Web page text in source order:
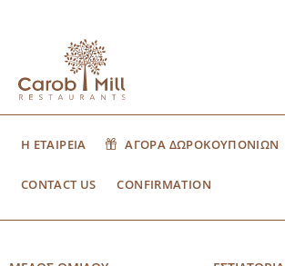
Η ΕΤΑΙΡΕΙΑ ΑΓΟΡΑ ΔΩΡΟΚΟΥΠΟΝΙΩΝ
CONTACT US CONFIRMATION